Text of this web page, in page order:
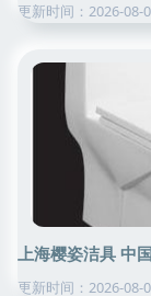
更新时间：2026-08-
上海樱姿洁具 中
更新时间：2026-08-